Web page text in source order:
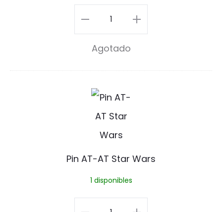
c
h
3
Pin
Stitch
cantidad
Agotado
i
n
-
Pin AT-AT Star Wars
1 disponibles